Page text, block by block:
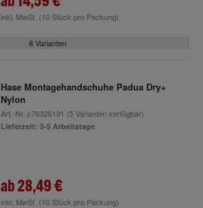
inkl. MwSt. (10 Stück pro Packung)
6 Varianten
Hase Montagehandschuhe Padua Dry+
Nylon
Art.-Nr. c76326191 (5 Varianten verfügbar)
Lieferzeit: 3-5 Arbeitstage
ab28,49 €
inkl. MwSt. (10 Stück pro Packung)